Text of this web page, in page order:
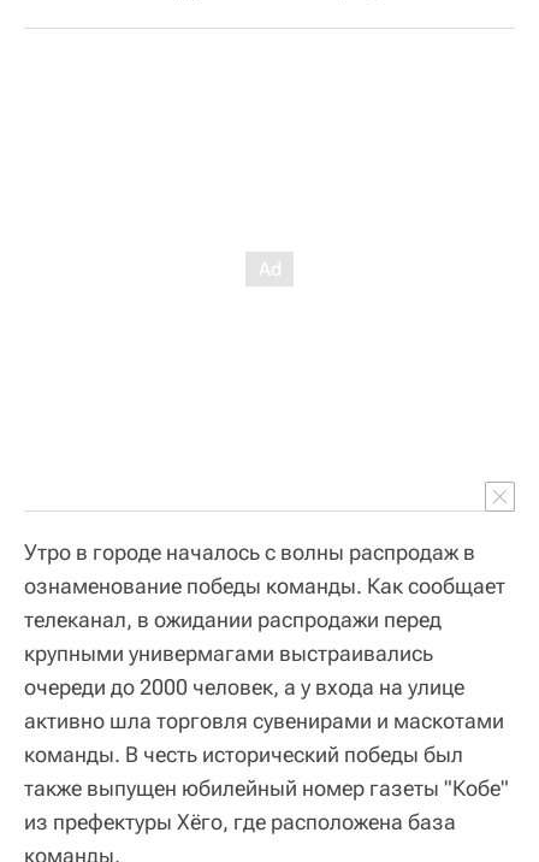
Утро в городе началось с волны распродаж в
ознаменование победы команды. Как сообщает
телеканал, в ожидании распродажи перед
крупными универмагами выстраивались
очереди до 2000 человек, а у входа на улице
активно шла торговля сувенирами и маскотами
команды. В честь исторический победы был
также выпущен юбилейный номер газеты "Кобе"
из префектуры Хёго, где расположена база
команды.